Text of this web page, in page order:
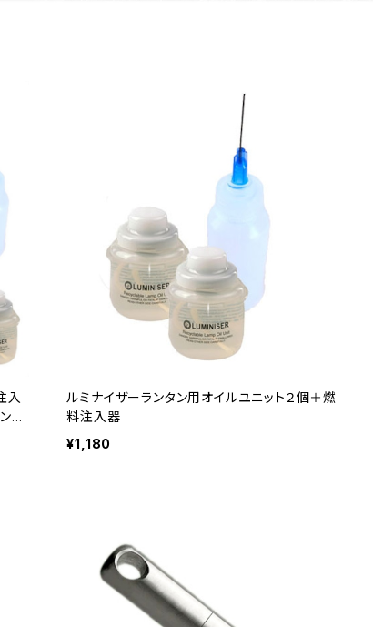
入
タ
ルミナイザーランタン用オイルユニット２個＋燃
料注入器
¥1,180